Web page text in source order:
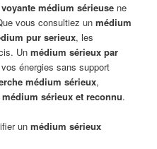
voyante médium sérieuse ne
vous consultiez unmédium
pur serieux, les
Unmédium sérieux par
énergies sans support
médium sérieux,
médium sérieux et reconnu.
unmédium sérieux